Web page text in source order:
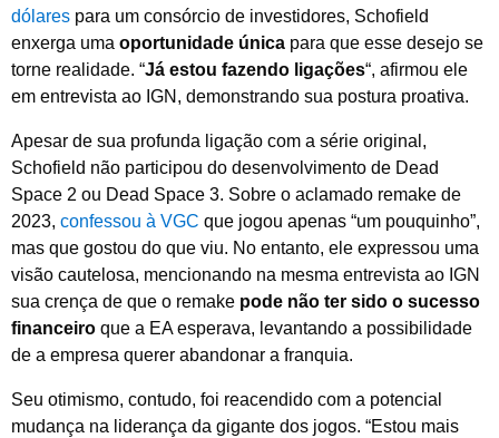
dólares para um consórcio de investidores, Schofield
enxerga uma oportunidade única para que esse desejo se
torne realidade. “Já estou fazendo ligações“, afirmou ele
em entrevista ao IGN, demonstrando sua postura proativa.
Apesar de sua profunda ligação com a série original,
Schofield não participou do desenvolvimento de Dead
Space 2 ou Dead Space 3. Sobre o aclamado remake de
2023, confessou à VGC que jogou apenas “um pouquinho”,
mas que gostou do que viu. No entanto, ele expressou uma
visão cautelosa, mencionando na mesma entrevista ao IGN
sua crença de que o remake pode não ter sido o sucesso
financeiro que a EA esperava, levantando a possibilidade
de a empresa querer abandonar a franquia.
Seu otimismo, contudo, foi reacendido com a potencial
mudança na liderança da gigante dos jogos. “Estou mais